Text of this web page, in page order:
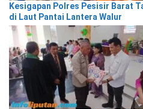
Kesigapan Polres Pesisir Barat
di Laut Pantai Lantera Walur